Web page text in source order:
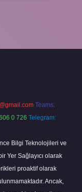
Teams:
0 726 Telegram:
Bilgi Teknolojileri ve
Yer Sağlayıcı olarak
proaktif olarak
Ancak,